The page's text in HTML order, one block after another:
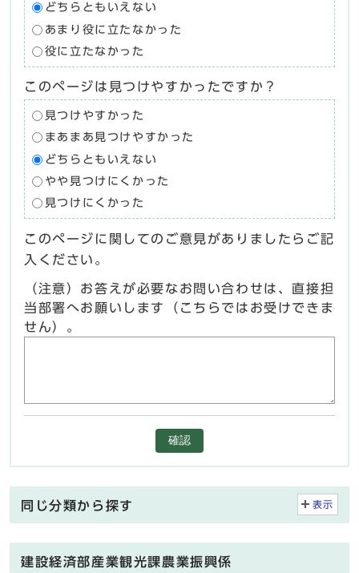
どちらともいえない
あまり役に立たなかった
役に立たなかった
このページは見つけやすかったですか？
見つけやすかった
まあまあ見つけやすかった
どちらともいえない
やや見つけにくかった
見つけにくかった
このページに関してのご意見がありましたらご記
入ください。
（注意）お答えが必要なお問い合わせは、直接担
当部署へお願いします（こちらではお受けできま
せん）。
確認
同じ分類から探す 表示
建設経済部産業観光課農業振興係